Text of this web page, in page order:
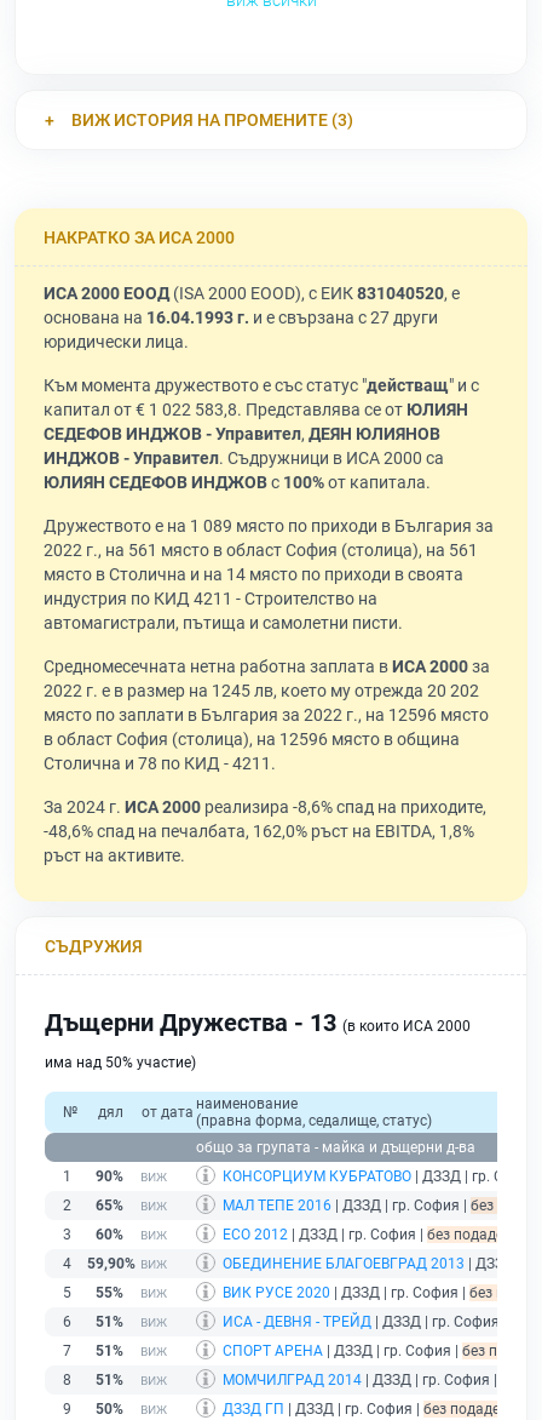
ВИЖ ИСТОРИЯ НА ПРОМЕНИТЕ (3)
НАКРАТКО ЗА ИСА 2000
ИСА 2000 ЕООД(ISA 2000 EOOD), с ЕИК831040520, е
основана на 16.04.1993 г. и е свързана с 27 други
юридически лица.
Към момента дружеството е със статус "действащ" и с
капитал от € 1 022 583,8. Представлява се от ЮЛИЯН
СЕДЕФОВ ИНДЖОВ - Управител, ДЕЯН ЮЛИЯНОВ
ИНДЖОВ - Управител. Съдружници в ИСА 2000 са
ЮЛИЯН СЕДЕФОВ ИНДЖОВс 100%от капитала.
Дружеството е на 1 089 място по приходи в България за
2022 г., на 561 място в област София (столица), на 561
място в Столична и на 14 място по приходи в своята
индустрия по КИД 4211 - Строителство на
автомагистрали, пътища и самолетни писти.
Средномесечната нетна работна заплата вИСА 2000за
2022 г. е в размер на 1245 лв, което му отрежда 20 202
място по заплати в България за 2022 г., на 12596 място
в област София (столица), на 12596 място в община
Столична и 78 по КИД - 4211.
За 2024 г. ИСА 2000 реализира -8,6% спад на приходите,
-48,6% спад на печалбата, 162,0% ръст на EBITDA, 1,8%
ръст на активите.
СЪДРУЖИЯ
Дъщерни Дружества - 13 (в които ИСА 2000
има над 50% участие)
№ дял от дата наименование
(правна форма, седалище, статус)
общо за групата - майка и дъщерни д-ва
1
90% КОНСОРЦИУМ КУБРАТОВО | ДЗЗД | гр.
2
65% МАЛ ТЕПЕ 2016 | ДЗЗД | гр. София | без
3
60% ЕСО 2012 | ДЗЗД | гр. София | без подаден
4
59,90% ОБЕДИНЕНИЕ БЛАГОЕВГРАД 2013 | ДЗЗД |
5
55% ВИК РУСЕ 2020 | ДЗЗД | гр. София | без
6
51% ИСА - ДЕВНЯ - ТРЕЙД | ДЗЗД | гр. София |
7
51% СПОРТ АРЕНА | ДЗЗД | гр. София | без
8
51% МОМЧИЛГРАД 2014 | ДЗЗД | гр. София |
9
50% ДЗЗД ГП | ДЗЗД | гр. София | без подаден